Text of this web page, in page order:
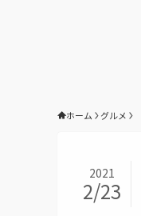
ホーム グルメ
2021
2/23